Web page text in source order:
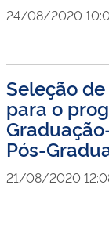
24/08/2020
Seleção
para o
Pós-
21/08/2020